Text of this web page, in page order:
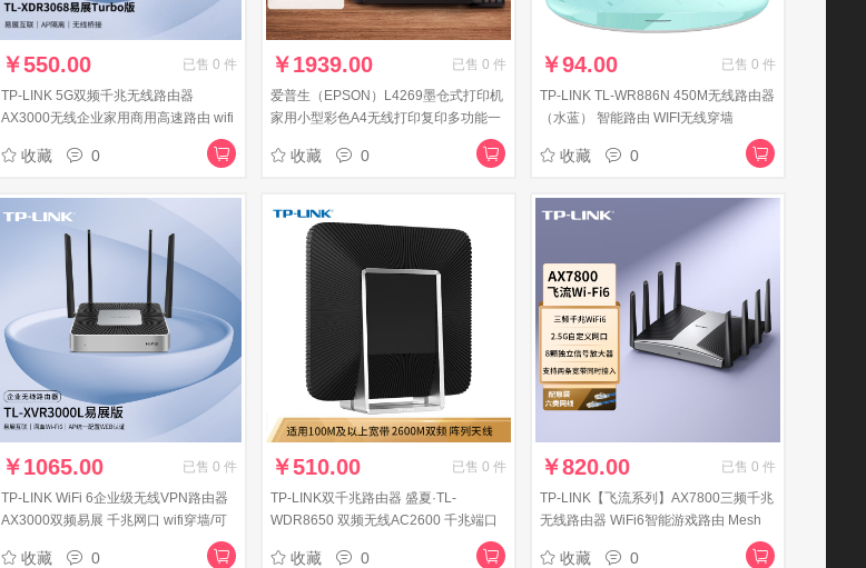
￥550.00 已售 0 件
TP-LINK 5G双频千兆无线路由器
AX3000无线企业家用商用高速路由 wifi
穿墙金属壳体 TL-XDR3068易展Turbo
版 收藏 0
￥1939.00 已售 0 件
爱普生（EPSON）L4269墨仓式打印机
家用小型彩色A4无线打印复印多功能一
收藏 0
￥94.00 已售 0 件
TP-LINK TL-WR886N 450M无线路由器
（水蓝） 智能路由 WIFI无线穿墙
收藏 0
￥1065.00 已售 0 件
TP-LINK WiFi 6企业级无线VPN路由器
AX3000双频易展 千兆网口 wifi穿墙/可
变端口/AC管理 TL-XVR3000L易展版
收藏 0
￥510.00 已售 0 件
TP-LINK双千兆路由器 盛夏·TL-
WDR8650 双频无线AC2600 千兆端口
收藏 0
￥820.00 已售 0 件
TP-LINK【飞流系列】AX7800三频千兆
无线路由器 WiFi6智能游戏路由 Mesh
XTR7880易展Turbo版 2.5G自定义端口
收藏 0